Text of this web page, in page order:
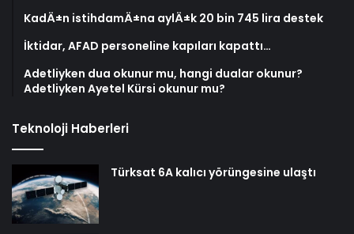
KadÄ±n istihdamÄ±na aylÄ±k 20 bin 745 lira destek
İktidar, AFAD personeline kapıları kapattı…
Adetliyken dua okunur mu, hangi dualar okunur?
Adetliyken Ayetel Kürsi okunur mu?
Teknoloji Haberleri
Türksat 6A kalıcı yörüngesine ulaştı